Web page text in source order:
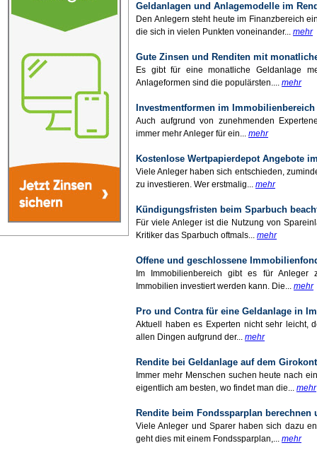
Geldanlagen und Anlagemodelle im
Den Anlegern steht heute im Finanzbereich
die sich in vielen Punkten voneinander... mehr
Gute Zinsen und Renditen mit
Es gibt für eine monatliche Geldanlage
Anlageformen sind die populärsten.... mehr
Investmentformen im
Auch aufgrund von zunehmenden
immer mehr Anleger für ein... mehr
Kostenlose Wertpapierdepot Angebote
Viele Anleger haben sich entschieden,
zu investieren. Wer erstmalig... mehr
Kündigungsfristen beim Sparbuch
Für viele Anleger ist die Nutzung von
Kritiker das Sparbuch oftmals... mehr
Offene und geschlossene
Im Immobilienbereich gibt es für Anleger
Immobilien investiert werden kann. Die... mehr
Pro und Contra für eine Geldanlage in
Aktuell haben es Experten nicht sehr leicht,
allen Dingen aufgrund der... mehr
Rendite bei Geldanlage auf dem
Immer mehr Menschen suchen heute nach
eigentlich am besten, wo findet man die... mehr
Rendite beim Fondssparplan berechnen
Viele Anleger und Sparer haben sich dazu
geht dies mit einem Fondssparplan,... mehr